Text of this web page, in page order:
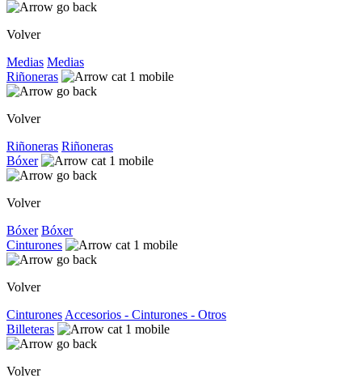
Volver
Medias Medias
Riñoneras
Volver
Riñoneras Riñoneras
Bóxer
Volver
Bóxer Bóxer
Cinturones
Volver
Cinturones Accesorios - Cinturones - Otros
Billeteras
Volver